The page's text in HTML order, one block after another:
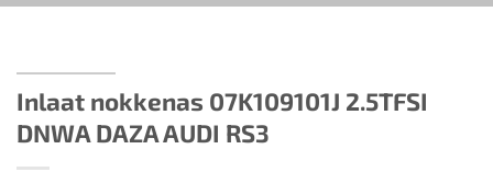
Inlaat nokkenas ​​07K109101J 2.5TFSI
DNWA DAZA AUDI RS3